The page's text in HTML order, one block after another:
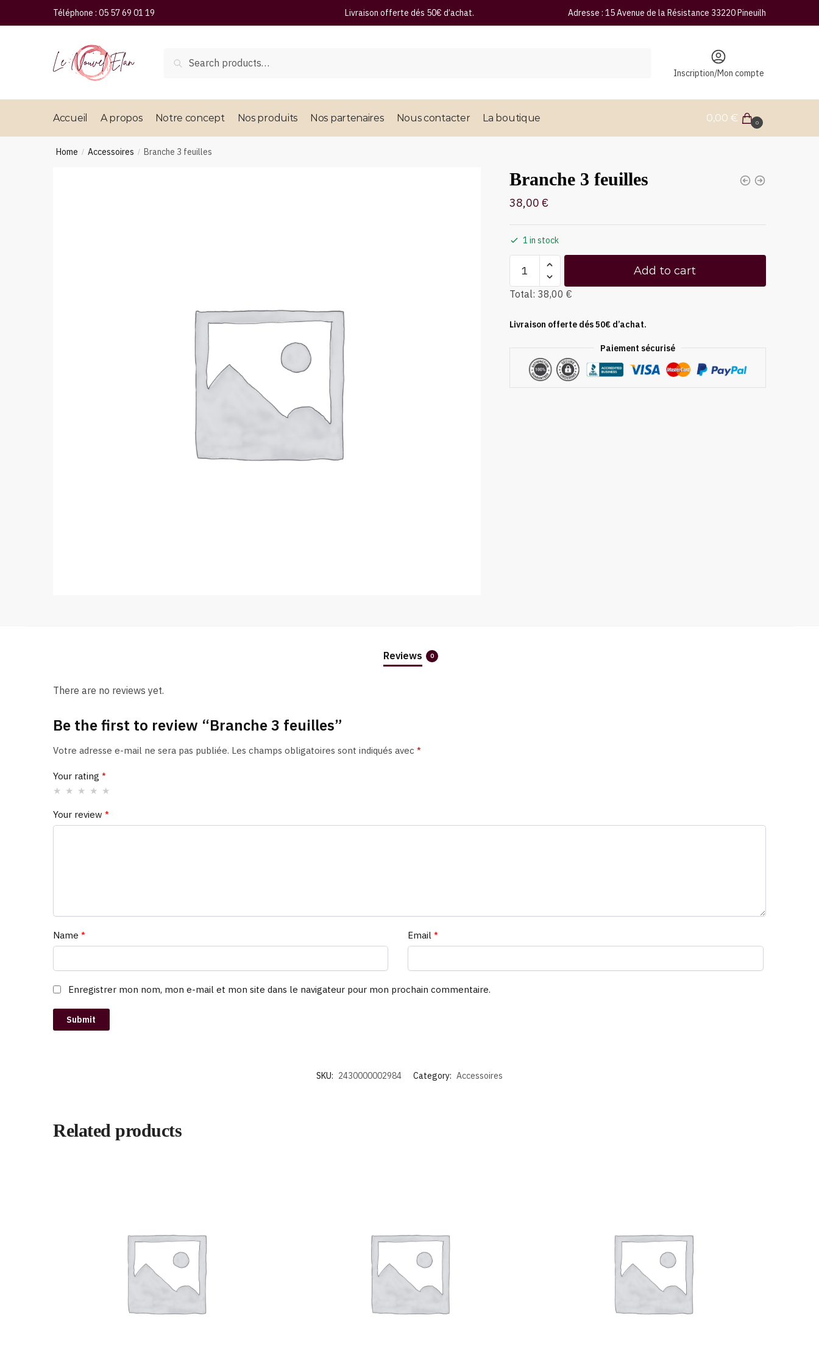
Téléphone : 05 57 69 01 19 Livraison offerte dés 50€ d’achat. Adresse : 15 Avenue de la Résistance 33220 Pineuilh
Search
Inscription/Mon compte
Accueil A propos Notre concept Nos produits Nos partenaires Nous contacter La boutique 0,00 € 0
Home / Accessoires / Branche 3 feuilles
Branche 3 feuilles
38,00 €
1 in stock
Add to cart
Total: 38,00 €
Livraison offerte dés 50€ d’achat.
Paiement sécurisé
Reviews 0
There are no reviews yet.
Be the first to review “Branche 3 feuilles”
Votre adresse e-mail ne sera pas publiée. Les champs obligatoires sont indiqués avec*
Your rating*
Your review*
Name* Email *
Enregistrer mon nom, mon e-mail et mon site dans le navigateur pour mon prochain commentaire.
SKU: 2430000002984 Category: Accessoires
Related products